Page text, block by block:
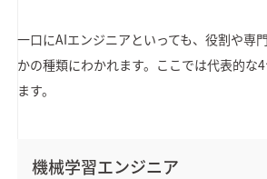
一口にAIエンジニアといっても、役割や専
かの種類にわかれます。ここでは代表的な
ます。
機械学習エンジニア